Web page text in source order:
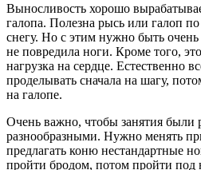
Выносливость хорошо
галопа. Полезна рысь или галоп
снегу. Но с этим нужно быть
не повредила ноги. Кроме того,
нагрузка на сердце. Естественно
проделывать сначала на шагу,
на галопе.
Очень важно, чтобы занятия были
разнообразными. Нужно менять
предлагать коню нестандартные
пройти бродом, потом пройти под